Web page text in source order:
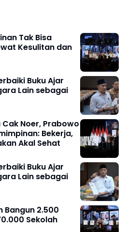
Tak Bisa
Kesulitan dan
Buku Ajar
Lain sebagai
Noer, Prabowo
Bekerja,
Akal Sehat
Buku Ajar
Lain sebagai
Bangun 2.500
Sekolah